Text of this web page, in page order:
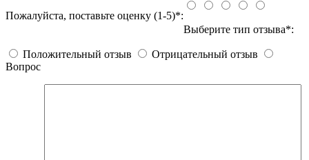
Пожалуйста, поставьте оценку (1-5)*:
Выберите тип отзыва*:
Положительный отзыв
Отрицательный отзыв
Вопрос